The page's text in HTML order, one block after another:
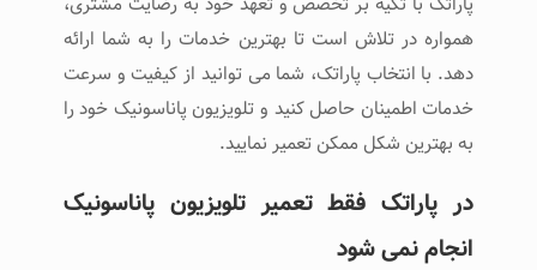
همواره در تلاش است تا بهترین خدمات را به شما ارائه
دهد. با انتخاب پاراتک، شما می‌ توانید از کیفیت و سرعت
خدمات اطمینان حاصل کنید و تلویزیون پاناسونیک خود را
به بهترین شکل ممکن تعمیر نمایید.
در پاراتک فقط تعمیر تلویزیون پاناسونیک
انجام نمی شود